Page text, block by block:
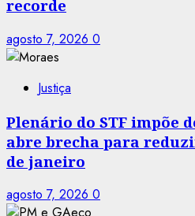
recorde
agosto 7, 2026 0
Justiça
Plenário do STF impõe
abre brecha para
de janeiro
agosto 7, 2026 0